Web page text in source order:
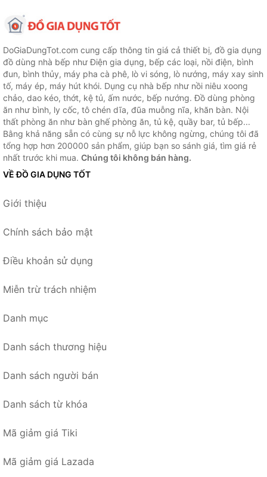
DoGiaDungTot.com cung cấp thông tin giá cả thiết bị, đồ gia dụng
đồ dùng nhà bếp như Điện gia dụng, bếp các loại, nồi điện, bình
đun, bình thủy, máy pha cà phê, lò vi sóng, lò nướng, máy xay sinh
tố, máy ép, máy hút khói. Dụng cụ nhà bếp như nồi niêu xoong
chảo, dao kéo, thớt, kệ tủ, ấm nước, bếp nướng. Đồ dùng phòng
ăn như bình, ly cốc, tô chén dĩa, đũa muỗng nĩa, khăn bàn. Nội
thất phòng ăn như bàn ghế phòng ăn, tủ kệ, quầy bar, tủ bếp...
Bằng khả năng sẵn có cùng sự nỗ lực không ngừng, chúng tôi đã
tổng hợp hơn 200000 sản phẩm, giúp bạn so sánh giá, tìm giá rẻ
nhất trước khi mua. Chúng tôi không bán hàng.
VỀ ĐỒ GIA DỤNG TỐT
Giới thiệu
Chính sách bảo mật
Điều khoản sử dụng
Miễn trừ trách nhiệm
Danh mục
Danh sách thương hiệu
Danh sách người bán
Danh sách từ khóa
Mã giảm giá Tiki
Mã giảm giá Lazada